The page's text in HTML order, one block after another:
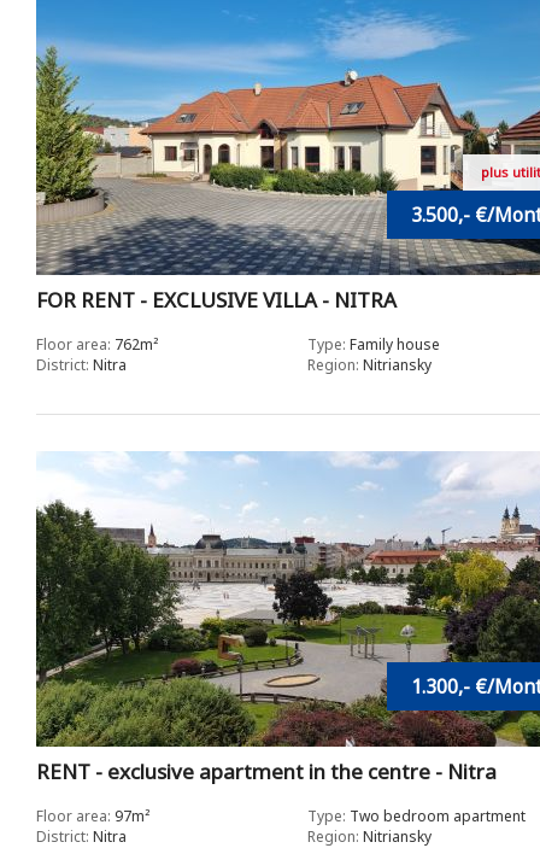
FOR RENT - EXCLUSIVE VILLA - NITRA
3.500,- €/
plus
Floor area: 762m² Type: Family house
District: Nitra Region: Nitriansky
RENT - exclusive apartment in the centre - Nitra
1.300,- €/
Floor area: 97m² Type: Two bedroom apartment
District: Nitra Region: Nitriansky